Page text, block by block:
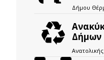
Δήμου
Δήμων